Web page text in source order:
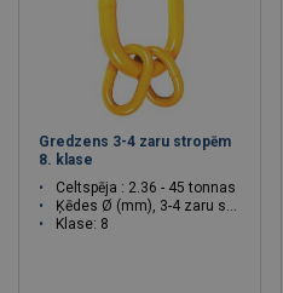
Gredzens 3-4 zaru stropēm
8. klase
Celtspēja : 2.36 - 45 tonnas
Ķēdes Ø (mm), 3-4 zaru stropei: 6 - 26
Klase: 8